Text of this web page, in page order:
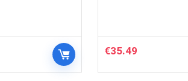
€35.49